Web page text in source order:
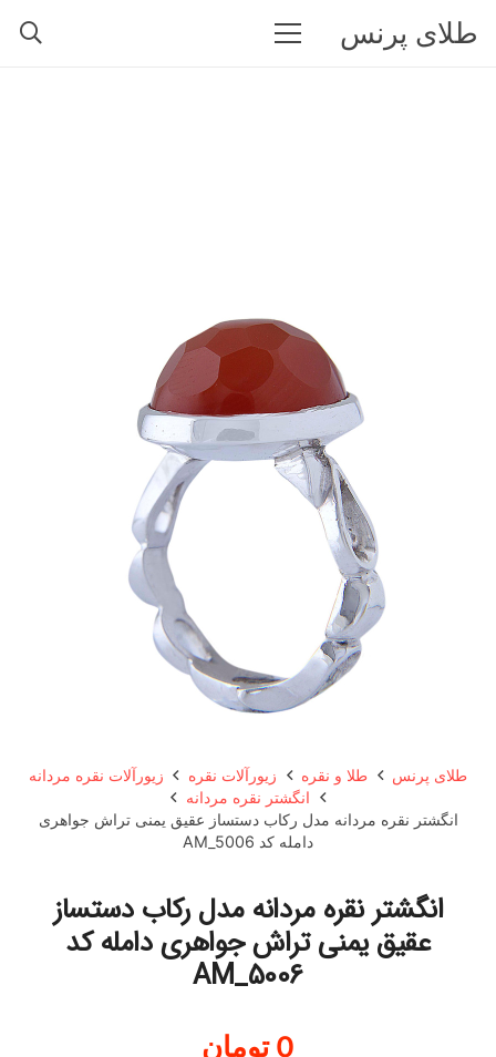
طلای پرنس
طلای پرنس طلا و نقره زیورآلات نقره
زیورآلات نقره مردانه
انگشتر نقره مردانه
انگشتر نقره مردانه مدل رکاب دستساز عقیق یمنی تراش جواهری
دامله کد AM_5006
انگشتر نقره مردانه مدل رکاب دستساز
عقیق یمنی تراش جواهری دامله کد
AM_5006
0 تومان